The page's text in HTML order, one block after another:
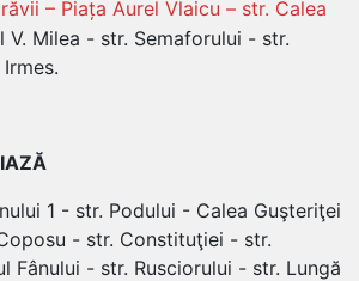
– Piața Aurel Vlaicu – str. Calea
V. Milea - str. Semaforului - str.
1 - str. Podului - Calea Guşteriţei
- str. Constituţiei - str.
Fânului - str. Rusciorului - str. Lungă